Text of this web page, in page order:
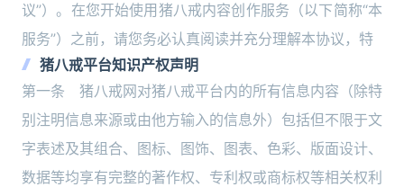
议”）。在您开始使用猪八戒内容创作服务（以下简称“本
服务”）之前，请您务必认真阅读并充分理解本协议，特
猪八戒平台知识产权声明
第一条 猪八戒网对猪八戒平台内的所有信息内容（除特
别注明信息来源或由他方输入的信息外）包括但不限于文
字表述及其组合、图标、图饰、图表、色彩、版面设计、
数据等均享有完整的著作权、专利权或商标权等相关权利